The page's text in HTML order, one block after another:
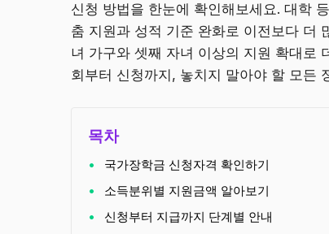
신청 방법을 한눈에 확인해보세요. 대학
춤 지원과 성적 기준 완화로 이전보다 더
녀 가구와 셋째 자녀 이상의 지원 확대로
회부터 신청까지, 놓치지 말아야 할 모든
목차
국가장학금 신청자격 확인하기
소득분위별 지원금액 알아보기
신청부터 지급까지 단계별 안내